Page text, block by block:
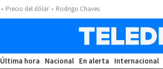
Precio del dólar Rodrigo Chaves
Última hora Nacional En alerta Internacional